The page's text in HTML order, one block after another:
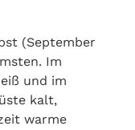
(September
Im
und im
kalt,
warme